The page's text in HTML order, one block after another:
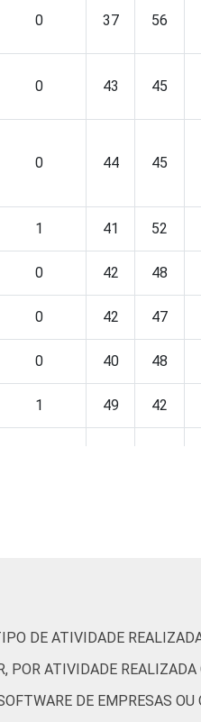
0 37 56
0 43 45
0 44 45
1 41 52
0 42 48
0 42 47
0 40 48
1 49 42
0 45 44
DE ATIVIDADE
POR ATIVIDADE
DE EMPRESAS